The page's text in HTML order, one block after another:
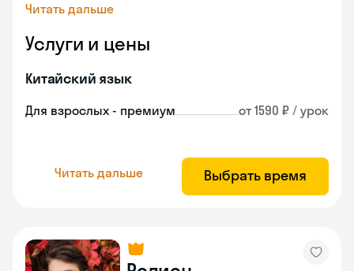
Читать дальше
Услуги и цены
Китайский язык
Для взрослых - премиум от 1590 ₽ / урок
Читать дальше Выбрать время